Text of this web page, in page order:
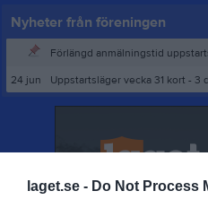
laget.se - Do Not Process
Nyheter från föreningen
Förlängd anmälningstid
24 jun
Uppstartsläger vecka 31 kort - 3